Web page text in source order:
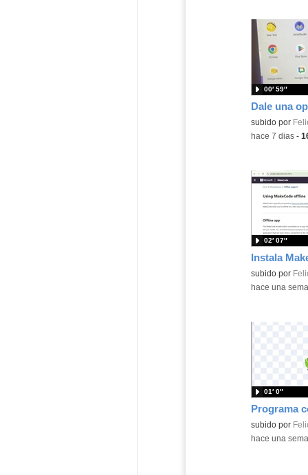
Contenido
subido por
00′ 59″
-hace 7 dias-
Contenido
subido por
02′ 07″
-hace una
Contenido
subido por
01′ 0″
-hace una